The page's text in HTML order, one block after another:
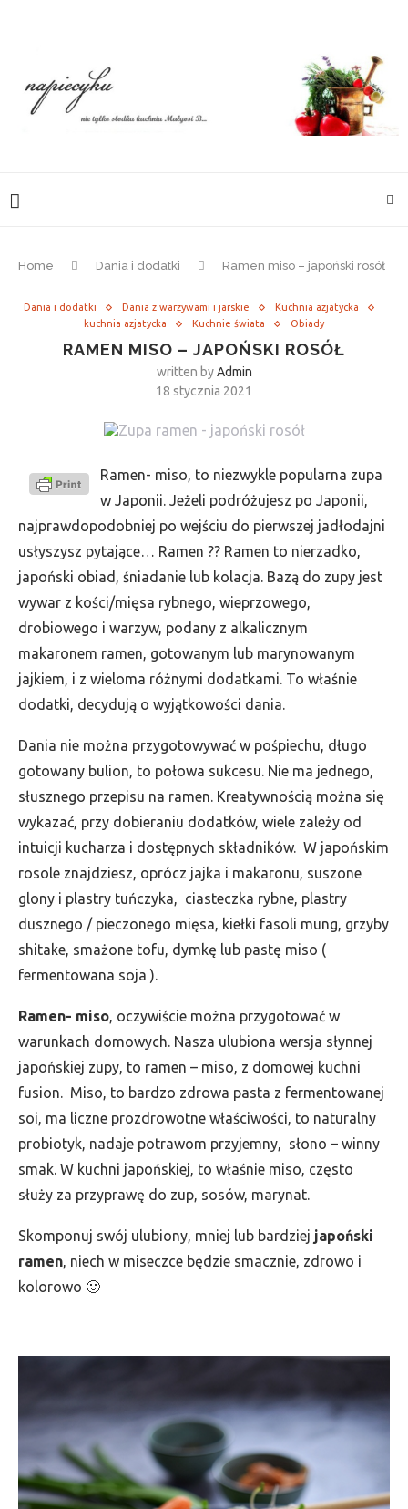
Home Dania i dodatki Ramen miso – japoński rosół
Dania i dodatki Dania z warzywami i jarskie
Kuchnia azjatycka
kuchnia azjatycka
Kuchnie świata Obiady
RAMEN MISO – JAPOŃSKI ROSÓŁ
written byAdmin
18 stycznia 2021
Ramen- miso, to niezwykle popularna zupa
w Japonii. Jeżeli podróżujesz po Japonii,
najprawdopodobniej po wejściu do pierwszej jadłodajni
usłyszysz pytające… Ramen ?? Ramen to nierzadko,
japoński obiad, śniadanie lub kolacja. Bazą do zupy jest
wywar z kości/mięsa rybnego, wieprzowego,
drobiowego i warzyw, podany z alkalicznym
makaronem ramen, gotowanym lub marynowanym
jajkiem, i z wieloma różnymi dodatkami. To właśnie
dodatki, decydują o wyjątkowości dania.
Dania nie można przygotowywać w pośpiechu, długo
gotowany bulion, to połowa sukcesu. Nie ma jednego,
słusznego przepisu na ramen. Kreatywnością można się
wykazać, przy dobieraniu dodatków, wiele zależy od
intuicji kucharza i dostępnych składników. W japońskim
rosole znajdziesz, oprócz jajka i makaronu, suszone
glony i plastry tuńczyka, ciasteczka rybne, plastry
dusznego / pieczonego mięsa, kiełki fasoli mung, grzyby
shitake, smażone tofu, dymkę lub pastę miso (
fermentowana soja ).
Ramen- miso, oczywiście można przygotować w
warunkach domowych. Nasza ulubiona wersja słynnej
japońskiej zupy, to ramen – miso, z domowej kuchni
fusion. Miso, to bardzo zdrowa pasta z fermentowanej
soi, ma liczne prozdrowotne właściwości, to naturalny
probiotyk, nadaje potrawom przyjemny, słono – winny
smak. W kuchni japońskiej, to właśnie miso, często
służy za przyprawę do zup, sosów, marynat.
Skomponuj swój ulubiony, mniej lub bardziej japoński
ramen, niech w miseczce będzie smacznie, zdrowo i
kolorowo 🙂